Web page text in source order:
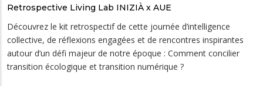
Retrospective Living Lab INIZIÀ x AUE
Découvrez le kit retrospectif de cette journée d’intelligence
collective, de réflexions engagées et de rencontres inspirantes
autour d’un défi majeur de notre époque : Comment concilier
transition écologique et transition numérique ?